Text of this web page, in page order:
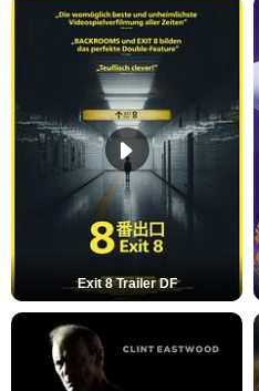
Exit 8 Trailer DF